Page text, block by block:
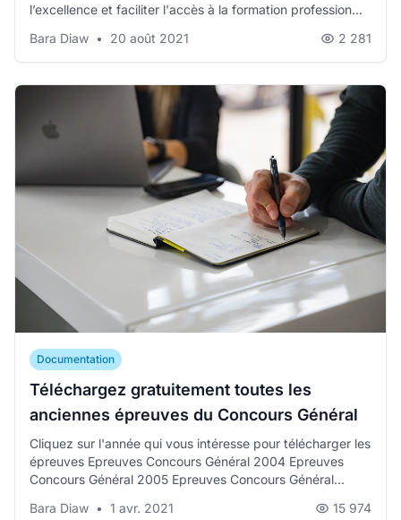
l’excellence et faciliter l'accès à la formation profession...
Bara Diaw • 20 août 2021 2 281
Documentation
Téléchargez gratuitement toutes les
anciennes épreuves du Concours Général
Cliquez sur l'année qui vous intéresse pour télécharger les
épreuves Epreuves Concours Général 2004 Epreuves
Concours Général 2005 Epreuves Concours Général
Bara Diaw • 1 avr. 2021 15 974